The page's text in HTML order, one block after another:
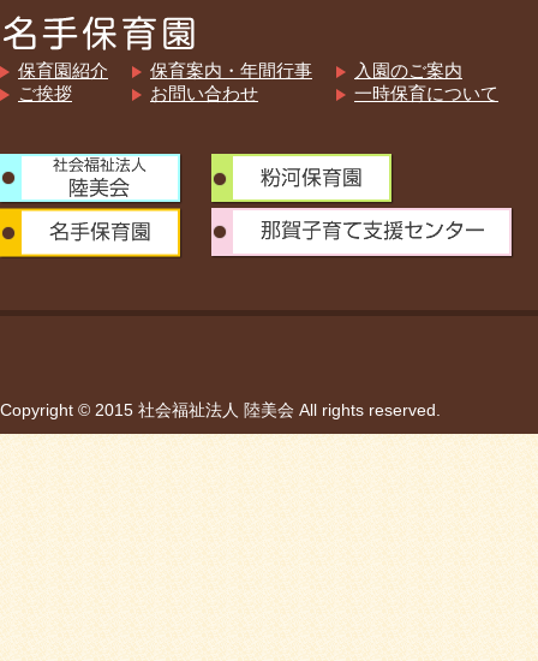
保育園紹介
ご挨拶
保育案内・年間行事
お問い合わせ
入園のご案内
一時保育について
Copyright © 2015 社会福祉法人 陸美会 All rights reserved.